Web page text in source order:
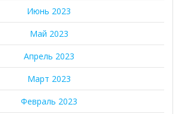
Июнь 2023
Май 2023
Апрель 2023
Март 2023
Февраль 2023